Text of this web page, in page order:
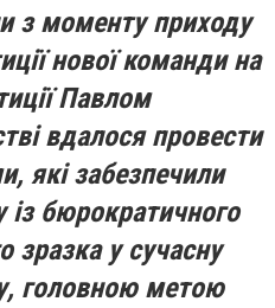
з моменту приходу
нової команди на
Павлом
вдалося провести
які забезпечили
із бюрократичного
зразка у сучасну
головною метою